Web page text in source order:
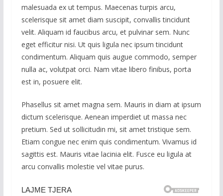
malesuada ex ut tempus. Maecenas turpis arcu,
scelerisque sit amet diam suscipit, convallis tincidunt
velit. Aliquam id faucibus arcu, et pulvinar sem. Nunc
eget efficitur nisi. Ut quis ligula nec ipsum tincidunt
condimentum. Aliquam quis augue commodo, semper
nulla ac, volutpat orci. Nam vitae libero finibus, porta
est in, posuere elit.
Phasellus sit amet magna sem. Mauris in diam at ipsum
dictum scelerisque. Aenean imperdiet ut massa nec
pretium. Sed ut sollicitudin mi, sit amet tristique sem.
Etiam congue nec enim quis condimentum. Vivamus id
sagittis est. Mauris vitae lacinia elit. Fusce eu ligula at
arcu convallis molestie vel vitae purus.